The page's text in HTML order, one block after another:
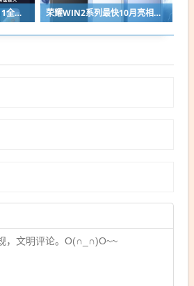
一图看懂荣耀MagicOS 11全新双架构：安卓底层重构 液态玻璃效果拉满 荣耀WIN2系列最快10月亮相：2nm芯片+万级电池组合同档唯一